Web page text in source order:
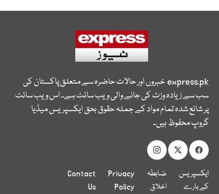
express.pkخبروں اور حالات حاضرہ سے متعلق پاکستان کی
سب سے زیادہ وزٹ کی جانے والی ویب سائٹ ہے۔ اس ویب سائٹ
پر شائع شدہ تمام مواد کے جملہ حقوق بحق ایکسپریس میڈیا
گروپ محفوظ ہیں۔
ایکسپریس
کے بارے
ضابطہ
اخلاق
Privacy
Policy
Contact
Us